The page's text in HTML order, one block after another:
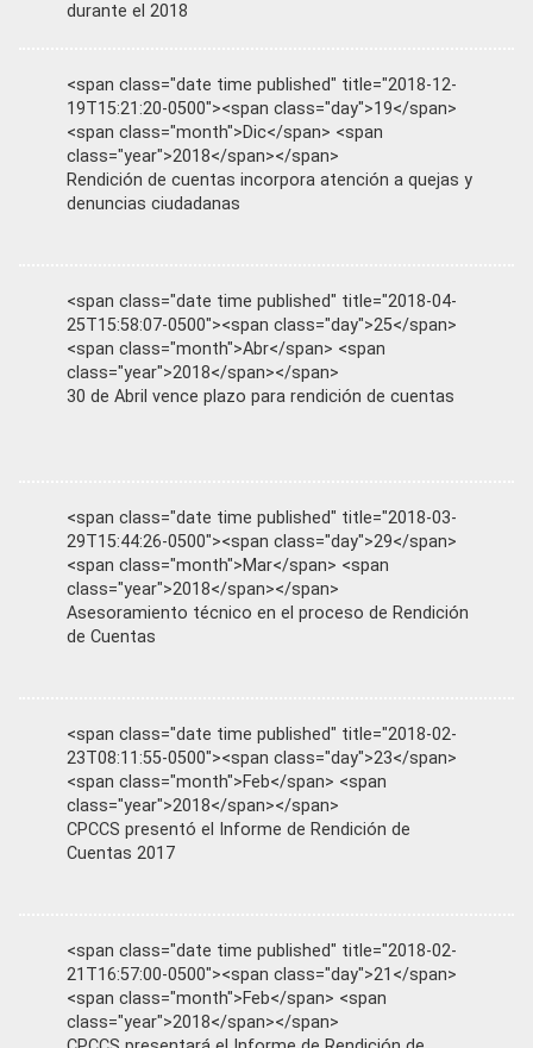
durante el 2018
<span class="date time published" title="2018-12-
19T15:21:20-0500"><span class="day">19</span>
<span class="month">Dic</span> <span
class="year">2018</span></span>
Rendición de cuentas incorpora atención a quejas y
denuncias ciudadanas
<span class="date time published" title="2018-04-
25T15:58:07-0500"><span class="day">25</span>
<span class="month">Abr</span> <span
class="year">2018</span></span>
30 de Abril vence plazo para rendición de cuentas
<span class="date time published" title="2018-03-
29T15:44:26-0500"><span class="day">29</span>
<span class="month">Mar</span> <span
class="year">2018</span></span>
Asesoramiento técnico en el proceso de Rendición
de Cuentas
<span class="date time published" title="2018-02-
23T08:11:55-0500"><span class="day">23</span>
<span class="month">Feb</span> <span
class="year">2018</span></span>
CPCCS presentó el Informe de Rendición de
Cuentas 2017
<span class="date time published" title="2018-02-
21T16:57:00-0500"><span class="day">21</span>
<span class="month">Feb</span> <span
class="year">2018</span></span>